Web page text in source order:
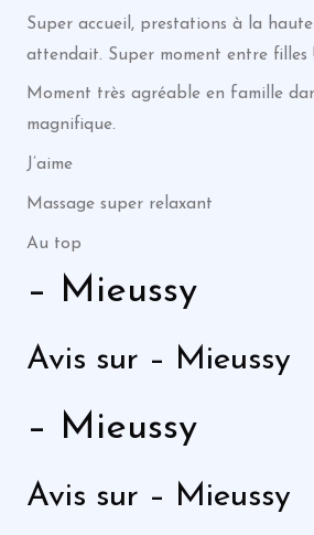
Super accueil, prestations à la
attendait. Super moment entre filles
Moment très agréable en famille
magnifique.
J’aime
Massage super relaxant
Au top
– Mieussy
Avis sur – Mieussy
– Mieussy
Avis sur – Mieussy